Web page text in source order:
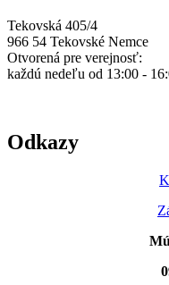
Tekovská 405/4
966 54 Tekovské Nemce
Otvorená pre verejnosť:
každú nedeľu od 13:00 -
Odkazy